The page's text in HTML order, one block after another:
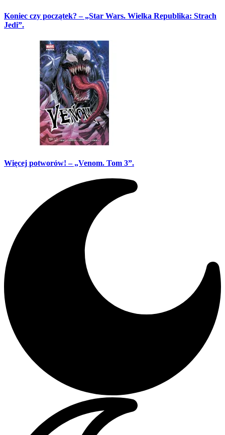
Koniec czy początek? – „Star Wars. Wielka Republika: Strach
Jedi”.
Więcej potworów! – „Venom. Tom 3”.